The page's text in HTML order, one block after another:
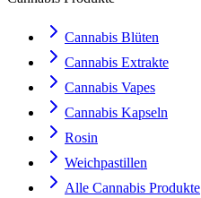
Cannabis Blüten
Cannabis Extrakte
Cannabis Vapes
Cannabis Kapseln
Rosin
Weichpastillen
Alle Cannabis Produkte